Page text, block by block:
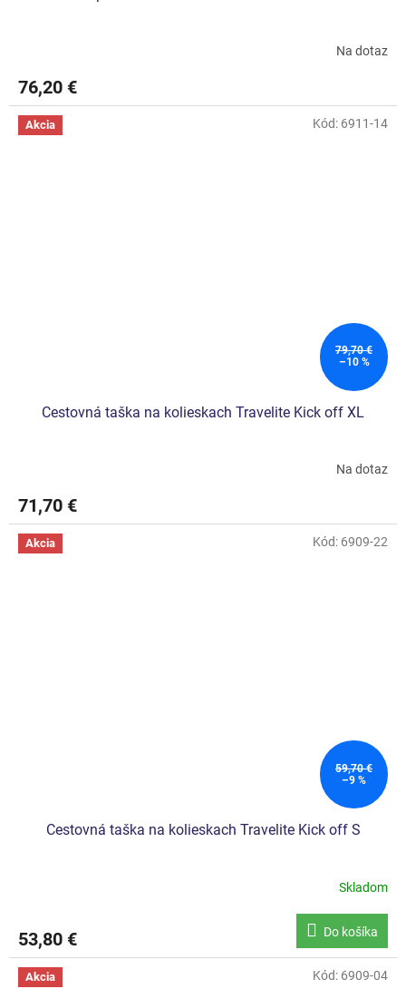
Na dotaz
76,20 €
Akcia
79,70 €
–10 %
Cestovná taška na kolieskach Travelite Kick off XL
produktu
je
5,0
z
Na dotaz
71,70 €
Kód: 6911-14
Akcia
59,70 €
–9 %
Cestovná taška na kolieskach Travelite Kick off S
je
5,0
Skladom
53,80 € Do košíka
Kód: 6909-22
Akcia Kód: 6909-04